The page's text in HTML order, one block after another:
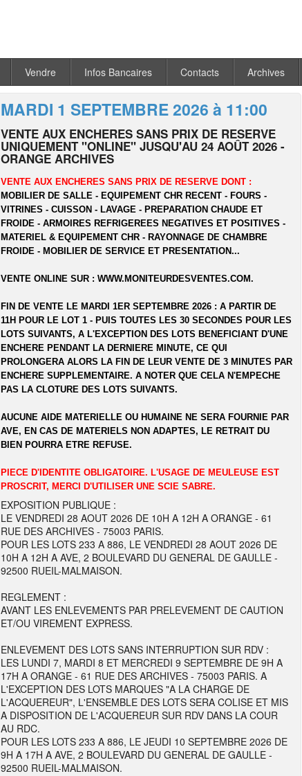
Vendre Infos Bancaires Contacts Archives
MARDI 1 SEPTEMBRE 2026 à 11:00
VENTE AUX ENCHERES SANS PRIX DE RESERVE
UNIQUEMENT "ONLINE" JUSQU'AU 24 AOÛT 2026 -
ORANGE ARCHIVES
VENTE AUX ENCHERES SANS PRIX DE RESERVE DONT :
MOBILIER DE SALLE - EQUIPEMENT CHR RECENT - FOURS -
VITRINES - CUISSON - LAVAGE - PREPARATION CHAUDE ET
FROIDE - ARMOIRES REFRIGEREES NEGATIVES ET POSITIVES -
MATERIEL & EQUIPEMENT CHR - RAYONNAGE DE CHAMBRE
FROIDE - MOBILIER DE SERVICE ET PRESENTATION...
VENTE ONLINE SUR :WWW.MONITEURDESVENTES.COM.
FIN DE VENTE LE MARDI 1ER SEPTEMBRE 2026 : A PARTIR DE
11H POUR LE LOT 1 - PUIS TOUTES LES 30 SECONDES POUR LES
LOTS SUIVANTS, A L'EXCEPTION DES LOTS BENEFICIANT D'UNE
ENCHERE PENDANT LA DERNIERE MINUTE, CE QUI
PROLONGERA ALORS LA FIN DE LEUR VENTE DE 3 MINUTES PAR
ENCHERE SUPPLEMENTAIRE. A NOTER QUE CELA N'EMPECHE
PAS LA CLOTURE DES LOTS SUIVANTS.
AUCUNE AIDE MATERIELLE OU HUMAINE NE SERA FOURNIE PAR
AVE, EN CAS DE MATERIELS NON ADAPTES, LE RETRAIT DU
BIEN POURRA ETRE REFUSE.
PIECE D'IDENTITE OBLIGATOIRE. L'USAGE DE MEULEUSE EST
PROSCRIT, MERCI D'UTILISER UNE SCIE SABRE.
EXPOSITION PUBLIQUE :
LE VENDREDI 28 AOUT 2026 DE 10H A 12H A ORANGE - 61
RUE DES ARCHIVES - 75003 PARIS.
POUR LES LOTS 233 A 886, LE VENDREDI 28 AOUT 2026 DE
10H A 12H A AVE, 2 BOULEVARD DU GENERAL DE GAULLE -
92500 RUEIL-MALMAISON.
REGLEMENT :
AVANT LES ENLEVEMENTS PAR PRELEVEMENT DE CAUTION
ET/OU VIREMENT EXPRESS.
ENLEVEMENT DES LOTS SANS INTERRUPTION SUR RDV :
LES LUNDI 7, MARDI 8 ET MERCREDI 9 SEPTEMBRE DE 9H A
17H A ORANGE - 61 RUE DES ARCHIVES - 75003 PARIS. A
L'EXCEPTION DES LOTS MARQUES "A LA CHARGE DE
L'ACQUEREUR", L'ENSEMBLE DES LOTS SERA COLISE ET MIS
A DISPOSITION DE L'ACQUEREUR SUR RDV DANS LA COUR
AU RDC.
POUR LES LOTS 233 A 886, LE JEUDI 10 SEPTEMBRE 2026 DE
9H A 17H A AVE, 2 BOULEVARD DU GENERAL DE GAULLE -
92500 RUEIL-MALMAISON.